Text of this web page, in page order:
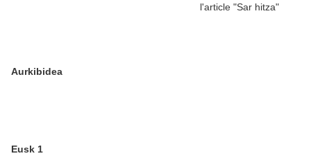
Aurkibidea
Eusk 1